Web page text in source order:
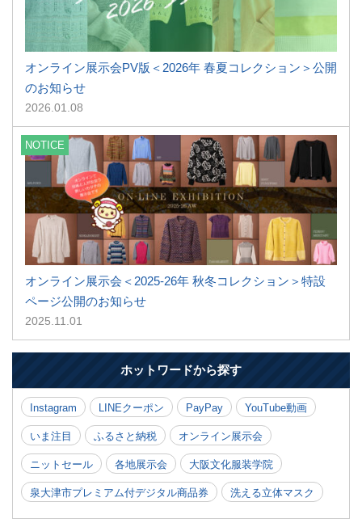
オンライン展示会PV版＜2026年 春夏コレクション＞公開
のお知らせ
2026.01.08
NOTICE
オンライン展示会＜2025-26年 秋冬コレクション＞特設
ページ公開のお知らせ
2025.11.01
ホットワードから探す
Instagram LINEクーポン PayPay YouTube動画
いま注目 ふるさと納税 オンライン展示会
ニットセール 各地展示会 大阪文化服装学院
泉大津市プレミアム付デジタル商品券 洗える立体マスク